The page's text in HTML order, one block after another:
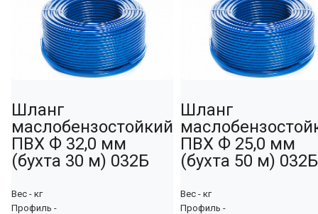
Шланг
маслобензостойкий
ПВХ Ф 32,0 мм
(бухта 30 м) 032Б
Вес - кг
Профиль -
Шланг
ПВХ Ф 25,0 мм
(бухта 50 м) 032Б
Вес - кг
Профиль -